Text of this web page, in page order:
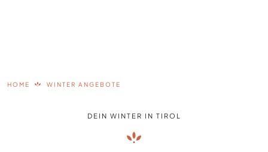
HOME WINTER ANGEBOTE
DEIN WINTER IN TIROL